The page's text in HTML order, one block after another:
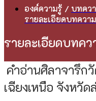
องค์ความรู้ / บทคว
รายละเอียดบทความ
รายละเอียดบทคว
คำอ่านศิลาจารึก
เฉียงเหนือ จังหวั